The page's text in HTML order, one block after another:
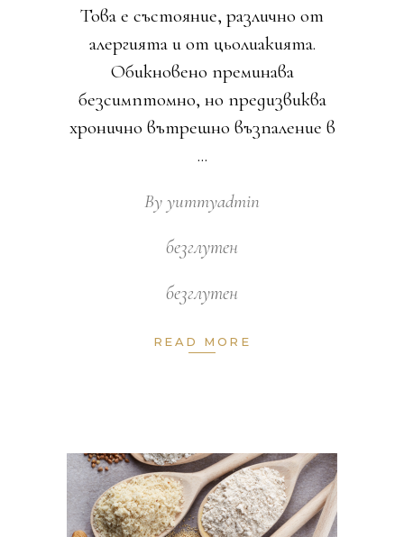
Това е състояние, различно от
алергията и от цьолиакията.
Обикновено преминава
безсимптомно, но предизвиква
хронично вътрешно възпаление в
By yummyadmin
безглутен
безглутен
READ MORE